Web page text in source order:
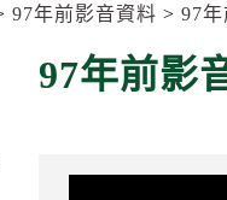
97年前影音資料 97
97年前影